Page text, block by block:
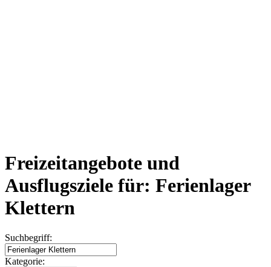
Freizeitangebote und
Ausflugsziele für: Ferienlager
Klettern
Suchbegriff:
Kategorie: